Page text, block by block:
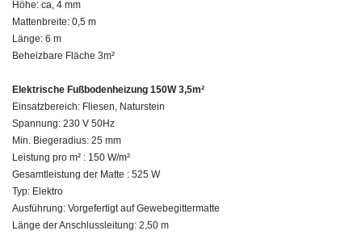
Höhe: ca, 4 mm
Mattenbreite: 0,5 m
Länge: 6 m
Beheizbare Fläche 3m²
Elektrische Fußbodenheizung 150W 3,5m²
Einsatzbereich: Fliesen, Naturstein
Spannung: 230 V 50Hz
Min. Biegeradius: 25 mm
Leistung pro m² : 150 W/m²
Gesamtleistung der Matte : 525 W
Typ: Elektro
Ausführung: Vorgefertigt auf Gewebegittermatte
Länge der Anschlussleitung: 2,50 m